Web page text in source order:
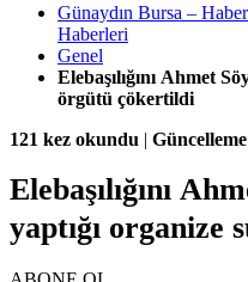
Günaydın Bursa –
Haberleri
Genel
Elebaşılığını Ahmet
örgütü çökertildi
121 kez okundu |
Elebaşılığını
yaptığı